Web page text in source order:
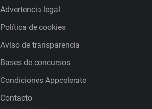
Advertencia legal
Política de cookies
Aviso de transparencia
Bases de concursos
Condiciones Appcelerate
Contacto